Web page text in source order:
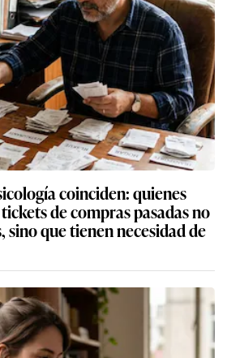
coinciden: quienes
de compras pasadas no
sino que tienen necesidad de